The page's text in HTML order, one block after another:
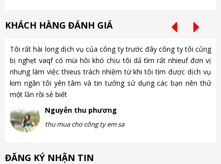
KHÁCH HÀNG ĐÁNH GIÁ
Tôi rất hài long dịch vụ của công ty trước đây công ty tôi củng
bị nghẹt vaqf có mùi hôi khó chịu tôi dả tìm rất nhieuf đơn vị
nhưng làm việc thieus trách nhiệm từ khi tôi tìm được dịch vụ
kim ngân tôi yên tâm và tin tưởng sử dụng các bạn nên thử
một lần rồi sẻ biết
Nguyễn thu phương
thu mua cho công ty em sa
ĐĂNG KÝ NHẬN TIN